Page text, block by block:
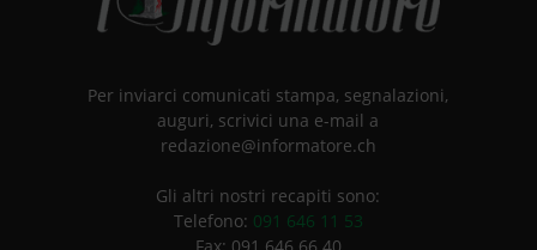
Per inviarci comunicati stampa, segnalazioni,
auguri, scrivici una e-mail a
redazione@informatore.ch
Gli altri nostri recapiti sono:
Telefono: 091 646 11 53
Fax: 091 646 66 40